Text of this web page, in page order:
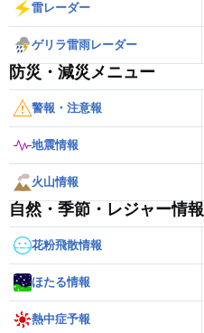
雷レーダー
ゲリラ雷雨レーダー
防災・減災メニュー
警報・注意報
地震情報
火山情報
自然・季節・レジャー情報
花粉飛散情報
ほたる情報
熱中症予報